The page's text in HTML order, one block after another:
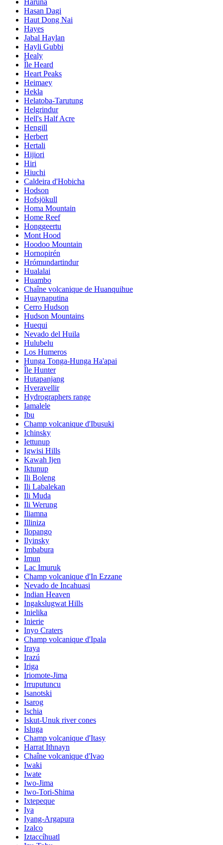
Hasan Dagi
Haut Dong Nai
Hayes
Jabal Haylan
Hayli Gubbi
Healy
Île Heard
Heart Peaks
Heimaey
Hekla
Helatoba-Tarutung
Helgrindur
Hell's Half Acre
Hengill
Herbert
Hertali
Hijiori
Hiri
Hiuchi
Caldeira d'Hobicha
Hodson
Hofsjökull
Homa Mountain
Home Reef
Honggeertu
Mont Hood
Hoodoo Mountain
Hornopirén
Hrómundartindur
Hualalai
Huambo
Chaîne volcanique de Huanquihue
Huaynaputina
Cerro Hudson
Hudson Mountains
Huequi
Nevado del Huila
Hulubelu
Los Humeros
Hunga Tonga-Hunga Ha'apai
Île Hunter
Hutapanjang
Hveravellir
Hydrographers range
Iamalele
Ibu
Champ volcanique d'Ibusuki
Ichinsky
Iettunup
Igwisi Hills
Kawah Ijen
Iktunup
Ili Boleng
Ili Labalekan
Ili Muda
Ili Werung
Iliamna
Illiniza
Ilopango
Ilyinsky
Imbabura
Imun
Lac Imuruk
Champ volcanique d'In Ezzane
Nevado de Incahuasi
Indian Heaven
Ingakslugwat Hills
Inielika
Inierie
Inyo Craters
Champ volcanique d'Ipala
Iraya
Irazú
Iriga
Iriomote-Jima
Irruputuncu
Isanotski
Isarog
Ischia
Iskut-Unuk river cones
Isluga
Champ volcanique d'Itasy
Harrat Ithnayn
Chaîne volcanique d'Ivao
Iwaki
Iwate
Iwo-Jima
Iwo-Tori-Shima
Ixtepeque
Iya
Iyang-Argapura
Izalco
Iztaccíhuatl